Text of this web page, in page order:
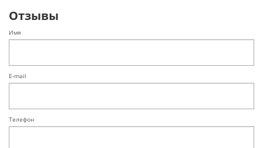
Отзывы
Имя
E-mail
Телефон